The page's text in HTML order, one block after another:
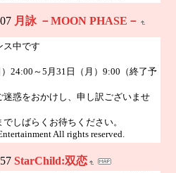
月詠 －MOON PHASE－
ス中です
24:00～5月31日（月）9:00（終了予
迷惑をおかけし、申し訳ございませ
しばらくお待ちください。
All rights reserved.
StarChild:双恋